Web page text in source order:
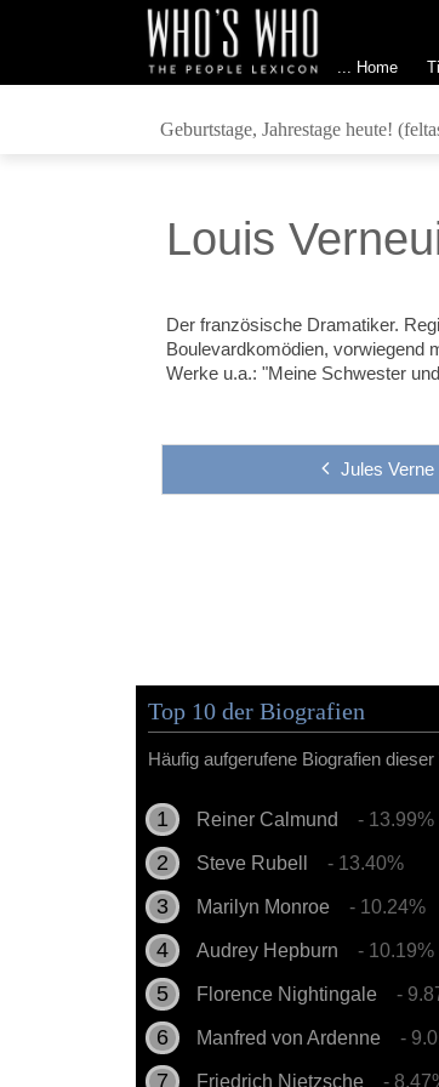
... Home
Geburtstage, Jahrestage heute!
Louis
Der französische Dramatiker.
Boulevardkomödien, vorwiegend
Werke u.a.: "Meine Schwester
Jules Verne
Top 10 der Biografien
Häufig aufgerufene Biografien dieser
Reiner Calmund - 13.99%
Steve Rubell - 13.40%
Marilyn Monroe - 10.24%
Audrey Hepburn - 10.19%
Florence Nightingale -
Manfred von Ardenne -
Friedrich Nietzsche -